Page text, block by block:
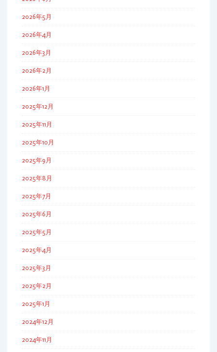
2026年5月
2026年4月
2026年3月
2026年2月
2026年1月
2025年12月
2025年11月
2025年10月
2025年9月
2025年8月
2025年7月
2025年6月
2025年5月
2025年4月
2025年3月
2025年2月
2025年1月
2024年12月
2024年11月